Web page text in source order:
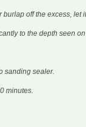
off the excess,
to the depth seen
sanding sealer.
minutes.